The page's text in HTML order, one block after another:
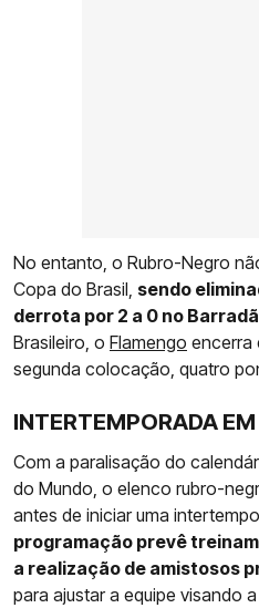
No entanto, o Rubro-Negro
Copa do Brasil, sendo
derrota por 2 a 0 no
Brasileiro, o Flamengo encerra
segunda colocação, quatro
INTERTEMPORADA
Com a paralisação do
do Mundo, o elenco rubro-
antes de iniciar uma
programação prevê
a realização de amistosos
para ajustar a equipe visando